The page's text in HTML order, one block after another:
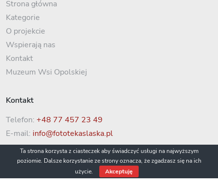
Strona główna
Kategorie
O projekcie
Wspierają nas
Kontakt
Muzeum Wsi Opolskiej
Kontakt
Telefon: +48 77 457 23 49
E-mail: info@fototekaslaska.pl
Ta strona korzysta z ciasteczek aby świadczyć usługi na najwyższym
poziomie. Dalsze korzystanie ze strony oznacza, że zgadzasz się na ich
użycie.
Akceptuję